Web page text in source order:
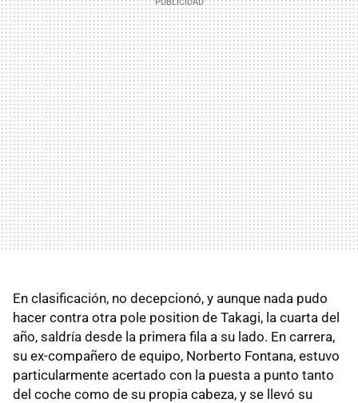
En clasificación, no decepcionó, y aunque nada pudo
hacer contra otra pole position de Takagi, la cuarta del
año, saldría desde la primera fila a su lado. En carrera,
su ex-compañero de equipo, Norberto Fontana, estuvo
particularmente acertado con la puesta a punto tanto
del coche como de su propia cabeza, y se llevó su